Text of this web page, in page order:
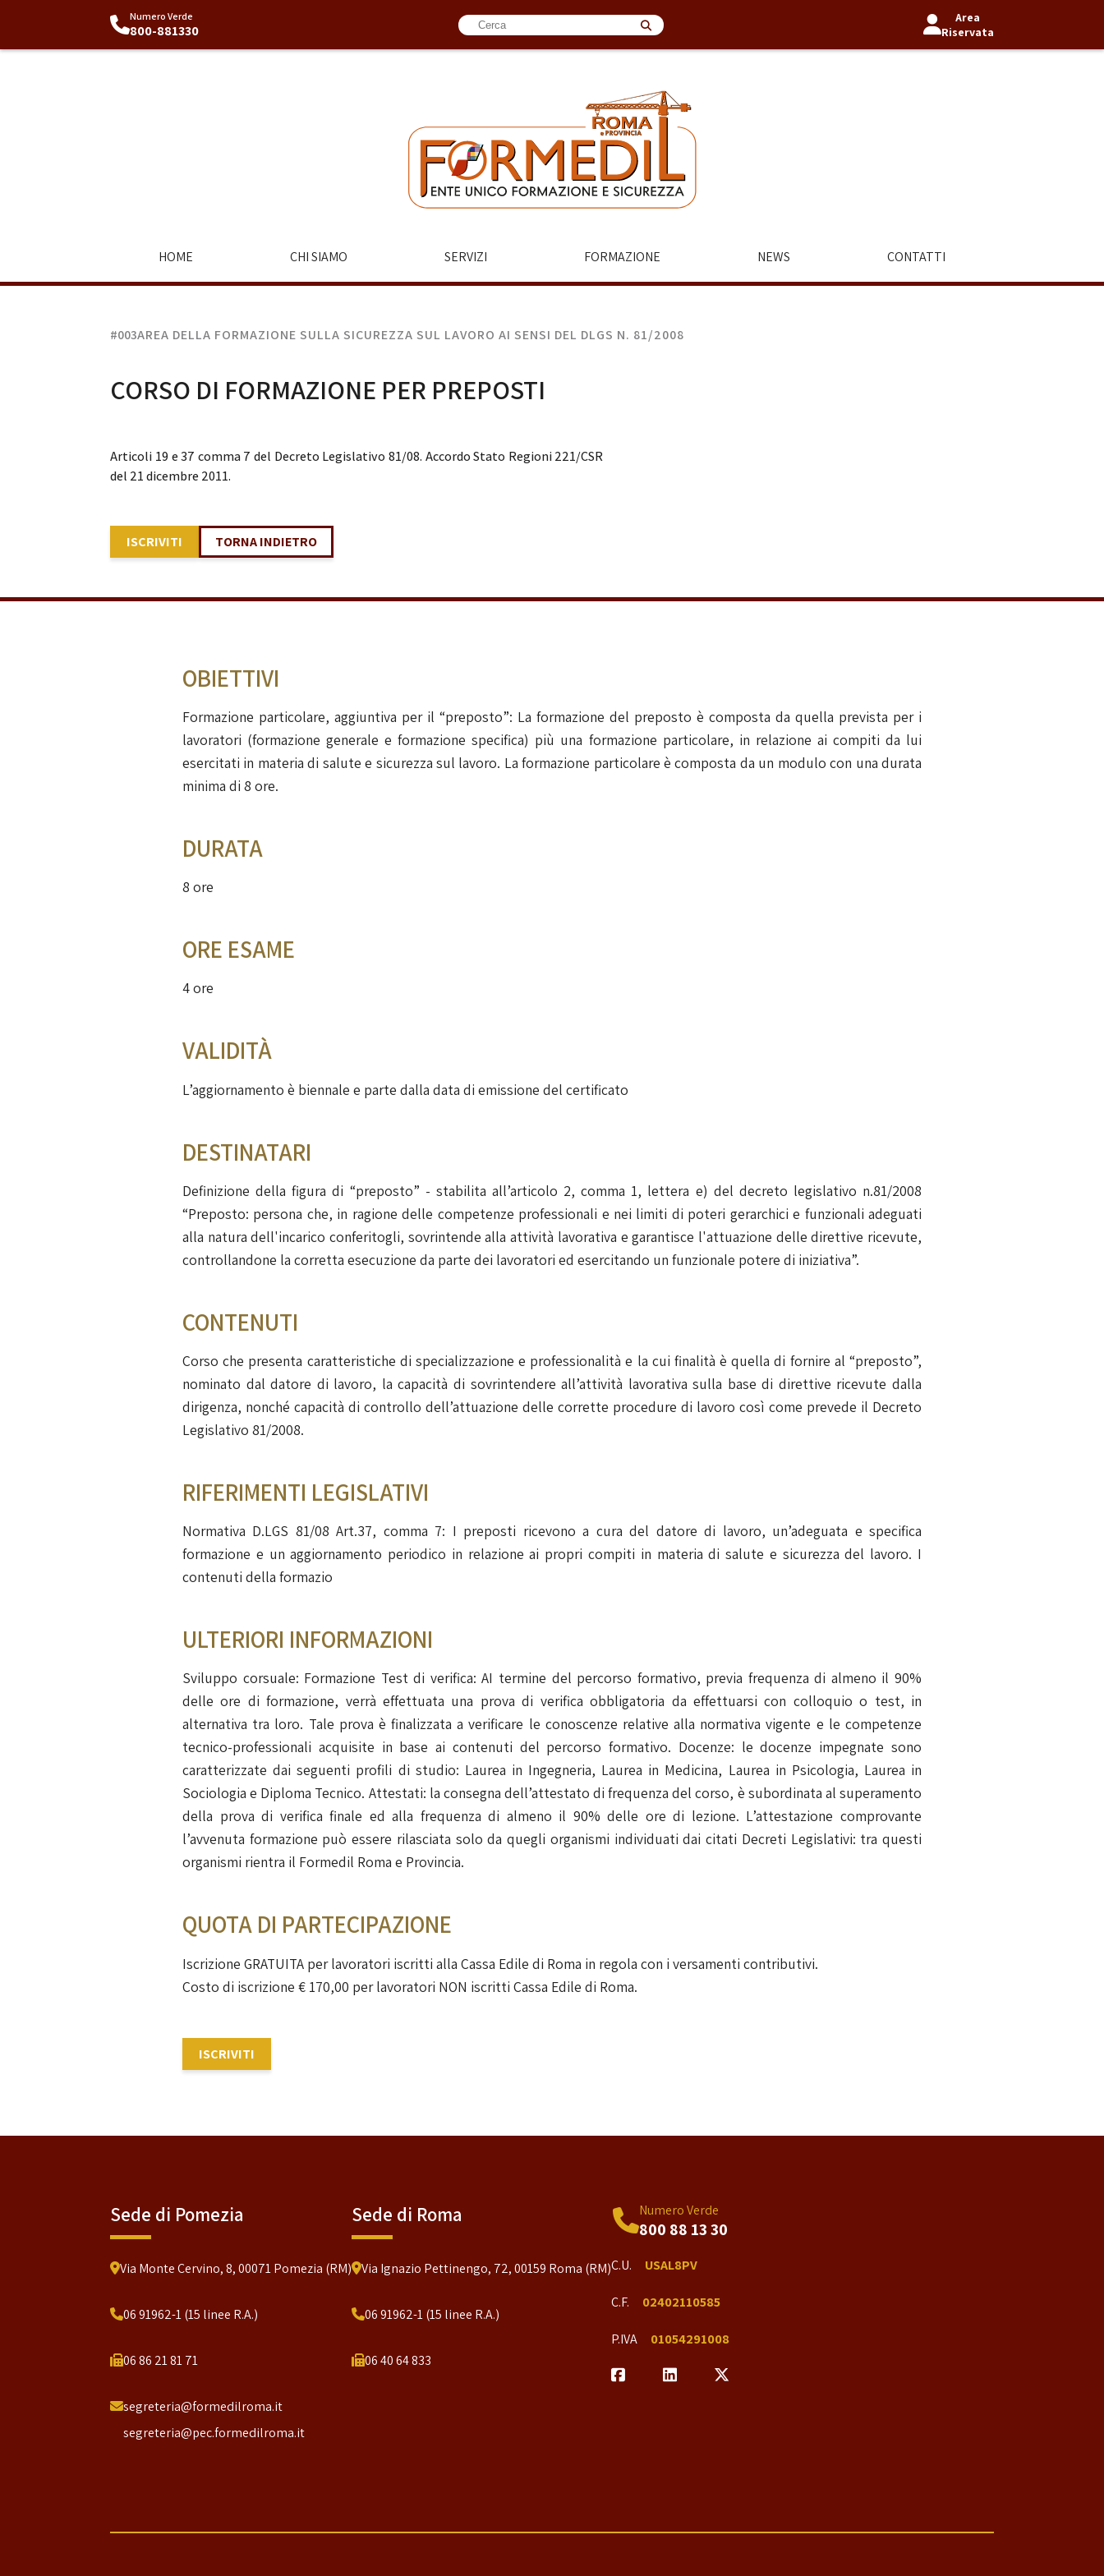
Numero Verde
800-881330
Area
Riservata
HOME CHI SIAMO SERVIZI FORMAZIONE NEWS CONTATTI
#003AREA DELLA FORMAZIONE SULLA SICUREZZA SUL LAVORO AI SENSI DEL DLGS N. 81/2008
CORSO DI FORMAZIONE PER PREPOSTI
Articoli 19 e 37 comma 7 del Decreto Legislativo 81/08. Accordo Stato Regioni 221/CSR
del 21 dicembre 2011.
ISCRIVITI TORNA INDIETRO
OBIETTIVI
Formazione particolare, aggiuntiva per il “preposto”: La formazione del preposto è composta da quella prevista per i
lavoratori (formazione generale e formazione specifica) più una formazione particolare, in relazione ai compiti da lui
esercitati in materia di salute e sicurezza sul lavoro. La formazione particolare è composta da un modulo con una durata
minima di 8 ore.
DURATA
8 ore
ORE ESAME
4 ore
VALIDITÀ
L’aggiornamento è biennale e parte dalla data di emissione del certificato
DESTINATARI
Definizione della figura di “preposto” - stabilita all’articolo 2, comma 1, lettera e) del decreto legislativo n.81/2008
“Preposto: persona che, in ragione delle competenze professionali e nei limiti di poteri gerarchici e funzionali adeguati
alla natura dell'incarico conferitogli, sovrintende alla attività lavorativa e garantisce l'attuazione delle direttive ricevute,
controllandone la corretta esecuzione da parte dei lavoratori ed esercitando un funzionale potere di iniziativa”.
CONTENUTI
Corso che presenta caratteristiche di specializzazione e professionalità e la cui finalità è quella di fornire al “preposto”,
nominato dal datore di lavoro, la capacità di sovrintendere all’attività lavorativa sulla base di direttive ricevute dalla
dirigenza, nonché capacità di controllo dell’attuazione delle corrette procedure di lavoro così come prevede il Decreto
Legislativo 81/2008.
RIFERIMENTI LEGISLATIVI
Normativa D.LGS 81/08 Art.37, comma 7: I preposti ricevono a cura del datore di lavoro, un’adeguata e specifica
formazione e un aggiornamento periodico in relazione ai propri compiti in materia di salute e sicurezza del lavoro. I
contenuti della formazio
ULTERIORI INFORMAZIONI
Sviluppo corsuale: Formazione Test di verifica: AI termine del percorso formativo, previa frequenza di almeno il 90%
delle ore di formazione, verrà effettuata una prova di verifica obbligatoria da effettuarsi con colloquio o test, in
alternativa tra loro. Tale prova è finalizzata a verificare le conoscenze relative alla normativa vigente e le competenze
tecnico-professionali acquisite in base ai contenuti del percorso formativo. Docenze: le docenze impegnate sono
caratterizzate dai seguenti profili di studio: Laurea in Ingegneria, Laurea in Medicina, Laurea in Psicologia, Laurea in
Sociologia e Diploma Tecnico. Attestati: la consegna dell’attestato di frequenza del corso, è subordinata al superamento
della prova di verifica finale ed alla frequenza di almeno il 90% delle ore di lezione. L’attestazione comprovante
l’avvenuta formazione può essere rilasciata solo da quegli organismi individuati dai citati Decreti Legislativi: tra questi
organismi rientra il Formedil Roma e Provincia.
QUOTA DI PARTECIPAZIONE
Iscrizione GRATUITA per lavoratori iscritti alla Cassa Edile di Roma in regola con i versamenti contributivi.
Costo di iscrizione € 170,00 per lavoratori NON iscritti Cassa Edile di Roma.
ISCRIVITI
Sede di Pomezia
Via Monte Cervino, 8, 00071 Pomezia (RM)
06 91962-1 (15 linee R.A.)
06 86 21 81 71
segreteria@formedilroma.it
segreteria@pec.formedilroma.it
Sede di Roma
Via Ignazio Pettinengo, 72, 00159 Roma (RM)
06 91962-1 (15 linee R.A.)
06 40 64 833
Numero Verde
800 88 13 30
C.U. USAL8PV
C.F. 02402110585
P.IVA 01054291008